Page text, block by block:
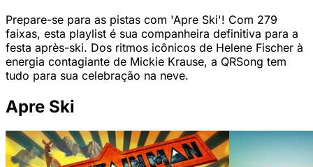
Prepare-se para as pistas com 'Apre Ski'! Com 279
faixas, esta playlist é sua companheira definitiva para a
festa après-ski. Dos ritmos icônicos de Helene Fischer à
energia contagiante de Mickie Krause, a QRSong tem
tudo para sua celebração na neve.
Apre Ski